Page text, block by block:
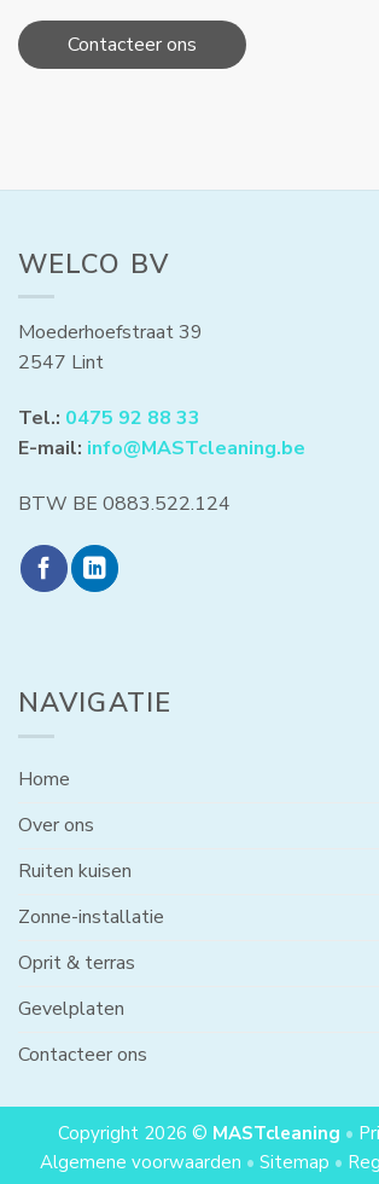
Contacteer ons
WELCO BV
Moederhoefstraat 39
2547 Lint
Tel.: 0475 92 88 33
E-mail: info@MASTcleaning.be
BTW BE 0883.522.124
NAVIGATIE
Home
Over ons
Ruiten kuisen
Zonne-installatie
Oprit & terras
Gevelplaten
Contacteer ons
Copyright 2026 © MASTcleaning •
Algemene voorwaarden • Sitemap •